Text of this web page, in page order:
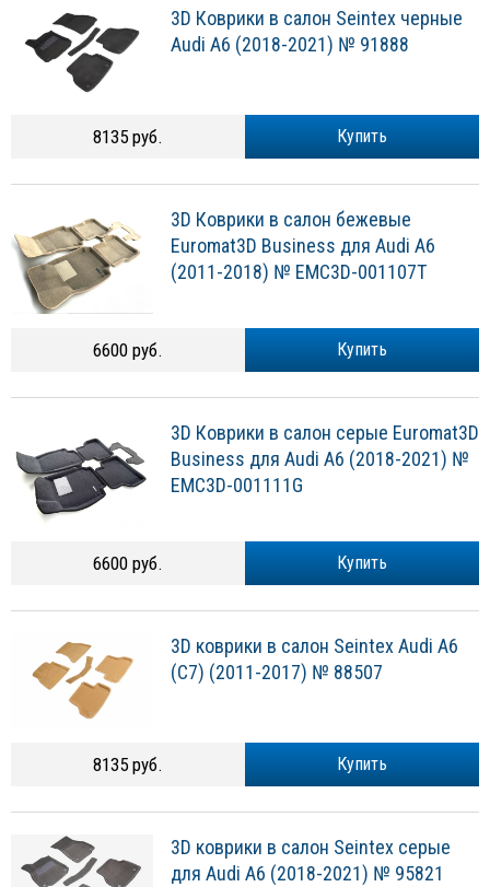
3D Коврики в салон Seintex черные
Audi A6 (2018-2021) № 91888
Купить
8135 руб.
3D Коврики в салон бежевые
Euromat3D Business для Audi A6
(2011-2018) № EMC3D-001107T
Купить
6600 руб.
3D Коврики в салон серые Euromat3D
Business для Audi A6 (2018-2021) №
EMC3D-001111G
Купить
6600 руб.
3D коврики в салон Seintex Audi A6
(C7) (2011-2017) № 88507
Купить
8135 руб.
3D коврики в салон Seintex серые
для Audi A6 (2018-2021) № 95821